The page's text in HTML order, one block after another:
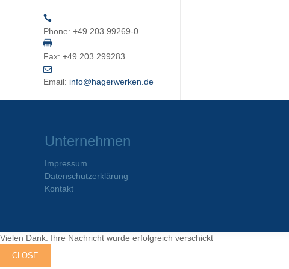
Phone: +49 203 99269-0
Fax: +49 203 299283
Email: info@hagerwerken.de
Unternehmen
Impressum
Datenschutzerklärung
Kontakt
Vielen Dank. Ihre Nachricht wurde erfolgreich verschickt
CLOSE